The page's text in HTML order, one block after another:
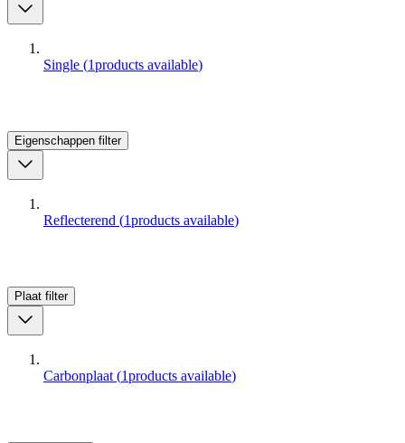
Single (1products available)
Eigenschappen filter
Reflecterend (1products available)
Plaat filter
Carbonplaat (1products available)